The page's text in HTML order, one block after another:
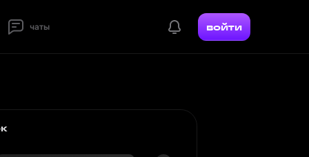
чаты войти